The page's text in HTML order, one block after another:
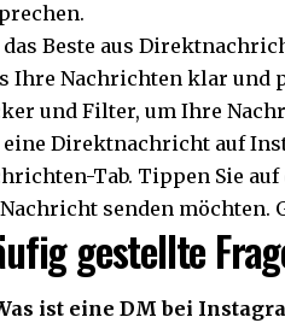
das Beste aus
Ihre Nachrichten klar und
und Filter, um Ihre
eine Direktnachricht auf
Tab. Tippen Sie auf
senden möchten.
gestellte
ist eine DM bei